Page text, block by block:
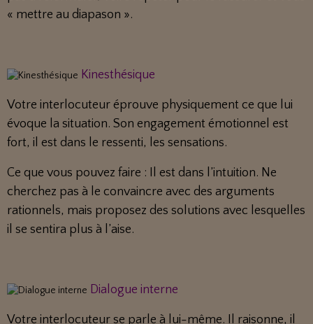
« mettre au diapason ».
Kinesthésique
Votre interlocuteur éprouve physiquement ce que lui
évoque la situation. Son engagement émotionnel est
fort, il est dans le ressenti, les sensations.
Ce que vous pouvez faire : Il est dans l’intuition. Ne
cherchez pas à le convaincre avec des arguments
rationnels, mais proposez des solutions avec lesquelles
il se sentira plus à l’aise.
Dialogue interne
Votre interlocuteur se parle à lui-même. Il raisonne, il